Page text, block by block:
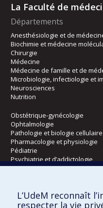
La Faculté de
Départements
Anesthésiologie et de
Biochimie et médecine
Chirurgie
Médecine
Médecine de famille et de
Microbiologie, infectiologie et
Neurosciences
Nutrition
Obstétrique-gynécologie
Ophtalmologie
Pathologie et biologie cellulaire
Pharmacologie et physiologie
Pédiatrie
Psychiatrie et d’addictologie
Radiologie, radio-oncologie et
Écoles
L’UdeM reconnaît
respecter la vie